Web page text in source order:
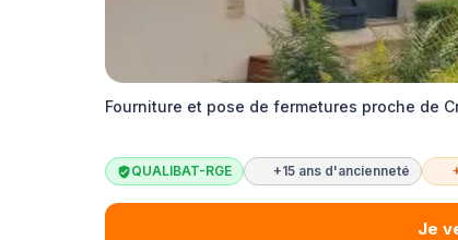
Fourniture et pose de fermetures proche de
QUALIBAT-RGE +15 ans d'ancienneté
Je